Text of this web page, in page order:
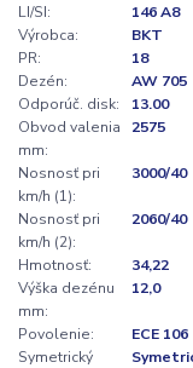
LI/SI:
146 A8
Výrobca:
BKT
PR:
18
Dezén:
AW 705
Odporúč. disk:
13.00
Obvod valenia
mm:
2575
Nosnosť pri
km/h (1):
3000/40
Nosnosť pri
km/h (2):
2060/40
Hmotnosť:
34,22
Výška dezénu
mm:
12,0
Povolenie:
ECE 106
Symetrický